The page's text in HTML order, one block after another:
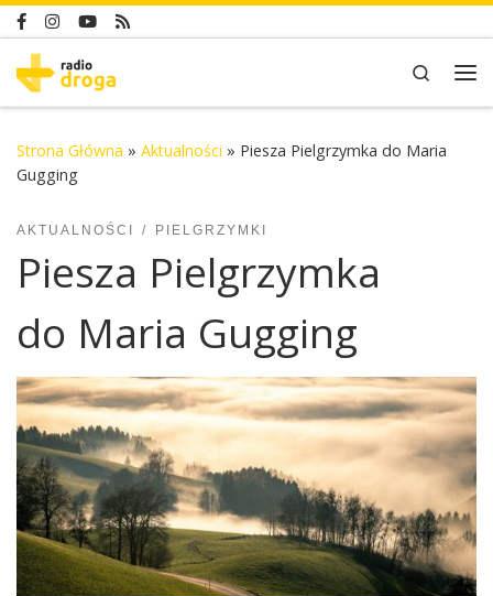
Skip to content
Search
Strona Główna » Aktualności » Piesza Pielgrzymka do Maria
Gugging
AKTUALNOŚCI PIELGRZYMKI
Piesza Pielgrzymka
do Maria Gugging